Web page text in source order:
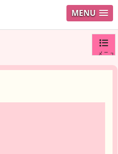
MENU
メニュ